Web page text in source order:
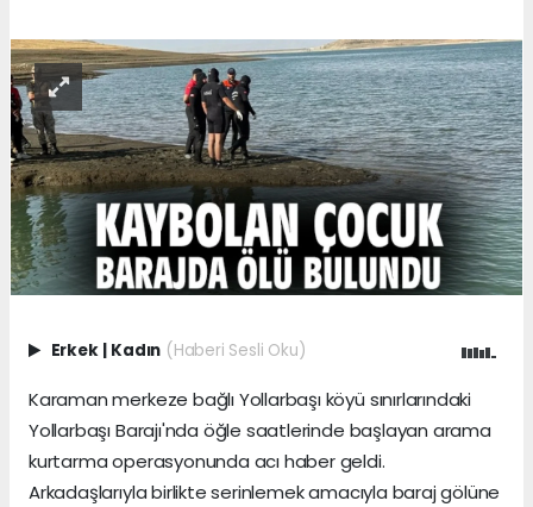
Erkek | Kadın (Haberi Sesli Oku)
Karaman merkeze bağlı Yollarbaşı köyü sınırlarındaki
Yollarbaşı Barajı'nda öğle saatlerinde başlayan arama
kurtarma operasyonunda acı haber geldi.
Arkadaşlarıyla birlikte serinlemek amacıyla baraj gölüne